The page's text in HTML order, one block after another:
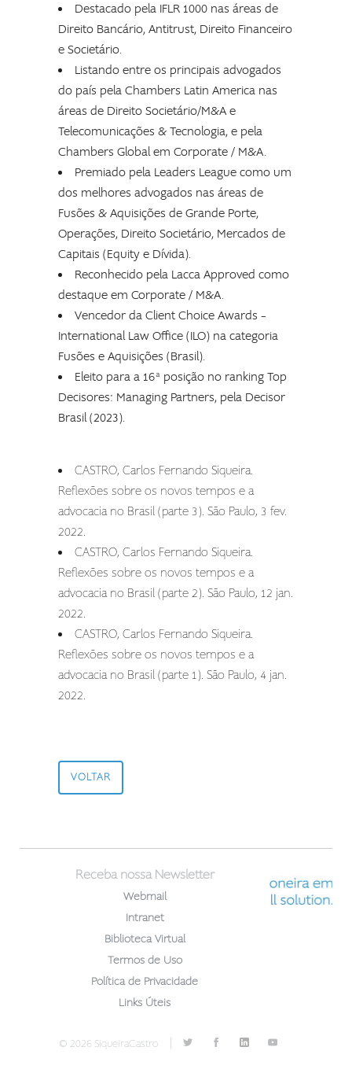
Destacado pela IFLR 1000 nas áreas de
Direito Bancário, Antitrust, Direito Financeiro
e Societário.
Listando entre os principais advogados
do país pela Chambers Latin America nas
áreas de Direito Societário/M&A e
Telecomunicações & Tecnologia, e pela
Chambers Global em Corporate / M&A.
Premiado pela Leaders League como um
dos melhores advogados nas áreas de
Fusões & Aquisições de Grande Porte,
Operações, Direito Societário, Mercados de
Capitais (Equity e Dívida).
Reconhecido pela Lacca Approved como
destaque em Corporate / M&A.
Vencedor da Client Choice Awards –
International Law Office (ILO) na categoria
Fusões e Aquisições (Brasil).
Eleito para a 16ª posição no ranking Top
Decisores: Managing Partners, pela Decisor
Brasil (2023).
CASTRO, Carlos Fernando Siqueira.
Reflexões sobre os novos tempos e a
advocacia no Brasil (parte 3). São Paulo, 3 fev.
2022.
CASTRO, Carlos Fernando Siqueira.
Reflexões sobre os novos tempos e a
advocacia no Brasil (parte 2). São Paulo, 12 jan.
2022.
CASTRO, Carlos Fernando Siqueira.
Reflexões sobre os novos tempos e a
advocacia no Brasil (parte 1). São Paulo, 4 jan.
2022.
VOLTAR
Receba nossa Newsletter
Webmail
Intranet
Biblioteca Virtual
Termos de Uso
Política de Privacidade
Links Úteis
© 2026 SiqueiraCastro